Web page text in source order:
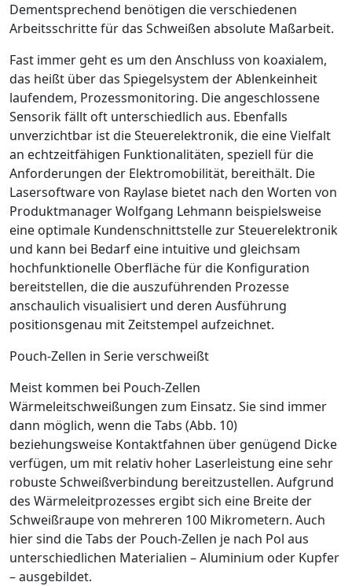
Dementsprechend benötigen die verschiedenen
Arbeitsschritte für das Schweißen absolute Maßarbeit.
Fast immer geht es um den Anschluss von koaxialem,
das heißt über das Spiegelsystem der Ablenkeinheit
laufendem, Prozessmonitoring. Die angeschlossene
Sensorik fällt oft unterschiedlich aus. Ebenfalls
unverzichtbar ist die Steuerelektronik, die eine Vielfalt
an echtzeitfähigen Funktionalitäten, speziell für die
Anforderungen der Elektromobilität, bereithält. Die
Lasersoftware von Raylase bietet nach den Worten von
Produktmanager Wolfgang Lehmann beispielsweise
eine optimale Kundenschnittstelle zur Steuerelek­tronik
und kann bei Bedarf eine intuitive und gleichsam
hochfunktionelle Oberfläche für die Konfiguration
bereitstellen, die die auszuführenden Prozesse
anschaulich visualisiert und deren Ausführung
positionsgenau mit Zeitstempel aufzeichnet.
Pouch-Zellen in Serie verschweißt
Meist kommen bei Pouch-Zellen
Wärmeleitschweißungen zum Einsatz. Sie sind immer
dann möglich, wenn die Tabs (Abb. 10)
beziehungsweise Kontaktfahnen über genügend Dicke
verfügen, um mit relativ hoher Laserleistung eine sehr
robuste Schweißverbindung bereitzustellen. Aufgrund
des Wärmeleitprozesses ergibt sich eine Breite der
Schweißraupe von mehreren 100 Mikrometern. Auch
hier sind die Tabs der Pouch-Zellen je nach Pol aus
unterschiedlichen Materialien – Aluminium oder Kupfer
– ausgebildet.